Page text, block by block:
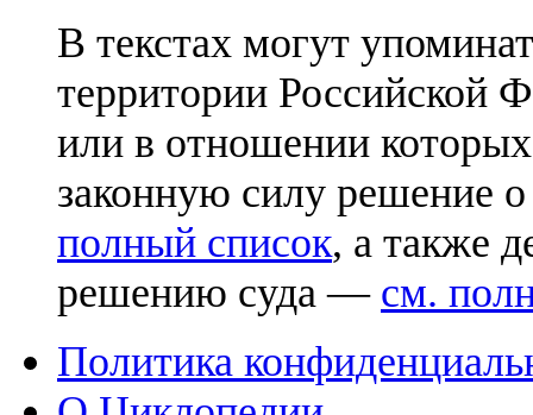
В текстах могут
территории Российской
или в отношении
законную силу решение
полный список, а также
решению суда — см.
Политика